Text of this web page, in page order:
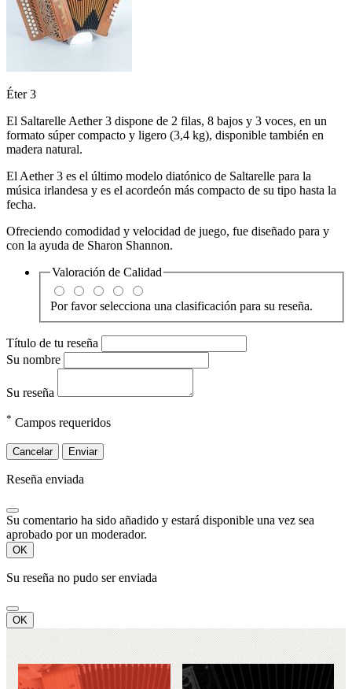
Éter 3
El Saltarelle Aether 3 dispone de 2 filas, 8 bajos y 3 voces, en un
formato súper compacto y ligero (3,4 kg), disponible también en
madera natural.
El Aether 3 es el último modelo diatónico de Saltarelle para la
música irlandesa y es el acordeón más compacto de su tipo hasta la
fecha.
Ofreciendo comodidad y velocidad de juego, fue diseñado para y
con la ayuda de Sharon Shannon.
Valoración de Calidad
Por favor selecciona una clasificación para su reseña.
Título de tu reseña
Su nombre
Su reseña
* Campos requeridos
Cancelar Enviar
Reseña enviada
Su comentario ha sido añadido y estará disponible una vez sea
aprobado por un moderador.
OK
Su reseña no pudo ser enviada
OK